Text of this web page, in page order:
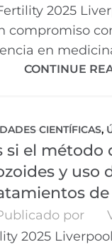
2025
compromiso
en
CONTINUE
CIENTÍFICAS,
si el método
y uso
por
2025